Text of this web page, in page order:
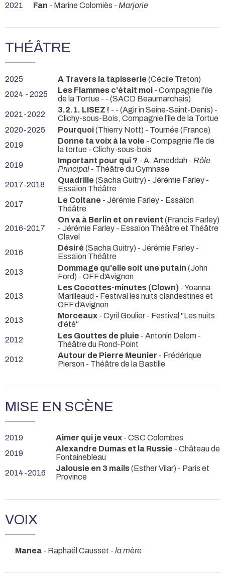
2021 Fan - Marine Colomiès - Marjorie
THÉÂTRE
2025 A Travers la tapisserie (Cécile Treton)
2024 - 2025
Les Flammes c'était moi - Compagnie l'ïle
de la Tortue - - (SACD Beaumarchais)
2021-2022
3.2.1. LISEZ ! - - (Agir in Seine-Saint-Denis) -
Clichy-sous-Bois, Compagnie l'île de la Tortue
2020-2025
Pourquoi(Thierry Nott) - Tournée (France)
2019
Donne ta voix à la voie - Compagnie l'île de
la tortue - Clichy-sous-bois
2019
Important pour qui ? - A. Ameddah - Rôle
Principal - Théâtre du Gymnase
2017-2018
Quadrille (Sacha Guitry) - Jérémie Farley -
Essaïon Théâtre
2017
Le Coltane - Jérémie Farley - Essaïon
Théâtre
2016-2017
On va à Berlin et on revient (Francis Farley)
- Jérémie Farley - Essaïon Théâtre et Théâtre
Clavel
2016
Désiré (Sacha Guitry) - Jérémie Farley -
Essaïon Théâtre
2013
Dommage qu'elle soit une putain (John
Ford) - OFF d'Avignon
2013
Les Cocottes-minutes (Clown) - Yoanna
Marilleaud - Festival les nuits clandestines et
OFF d'Avignon
2013
Morceaux - Cyril Goulier - Festival "Les nuits
d'été"
2012
Les Gouttes de pluie - Antonin Delom -
Théâtre du Rond-Point
2012
Autour de Pierre Meunier - Frédérique
Pierson - Théâtre de la Bastille
MISE EN SCÈNE
2019 Aimer qui je veux - CSC Colombes
2019
Alexandre Dumas et la Russie - Château de
Fontainebleau
2014-2016
Jalousie en 3 mails(Esther Vilar) - Paris et
Province
VOIX
Manea - Raphaël Causset - la mère